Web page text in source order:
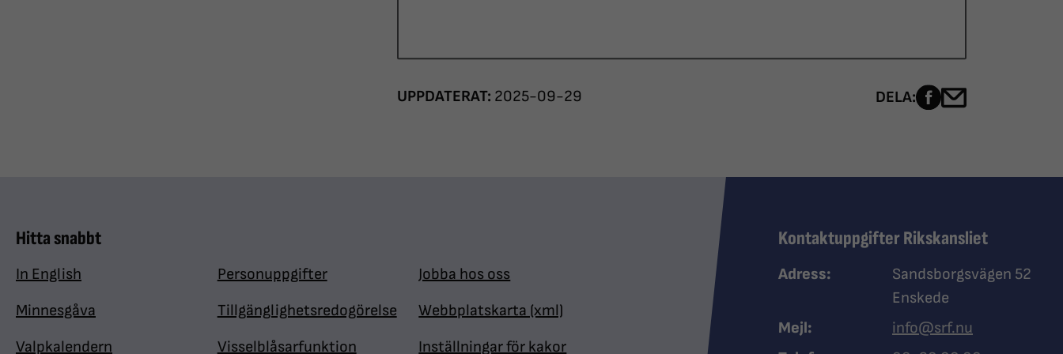
UPPDATERAT: 2025-09-29 DELA: Dela sidan på
Hitta snabbt
In English
Minnesgåva
Valpkalendern
Personuppgifter
Tillgänglighetsredogörelse
Visselblåsarfunktion
Jobba hos oss
Webbplatskarta (xml)
Inställningar för kakor
Kontaktuppgifter Rikskansliet
Adress:
Sandsborgsvägen 52
Enskede
Mejl:
info@srf.nu